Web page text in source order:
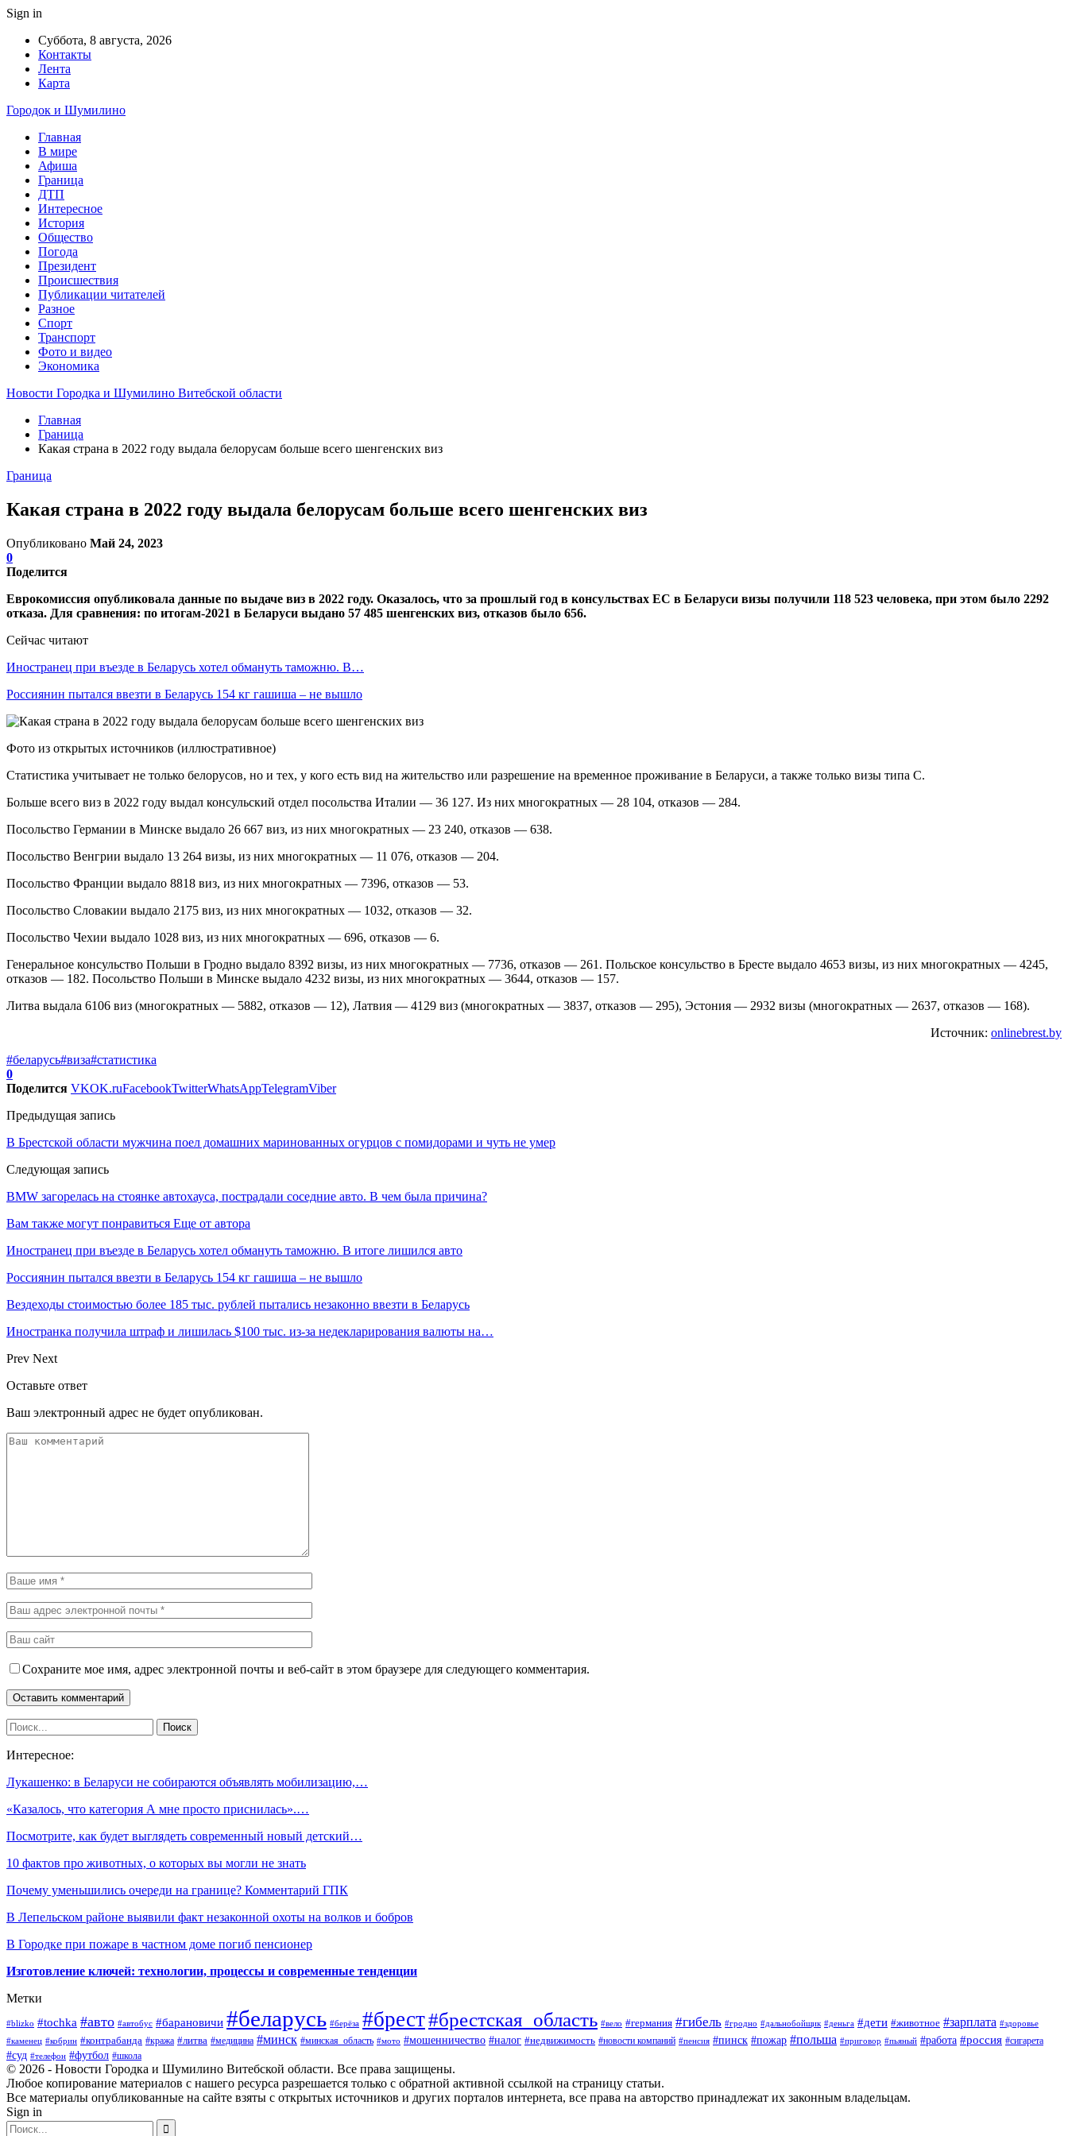
Sign in
Суббота, 8 августа, 2026
Контакты
Лента
Карта
Городок и Шумилино
Главная
В мире
Афиша
Граница
ДТП
Интересное
История
Общество
Погода
Президент
Происшествия
Публикации читателей
Разное
Спорт
Транспорт
Фото и видео
Экономика
Новости Городка и Шумилино Витебской области
Главная
Граница
Какая страна в 2022 году выдала белорусам больше всего шенгенских виз
Граница
Какая страна в 2022 году выдала белорусам больше всего шенгенских виз
Опубликовано Май 24, 2023
0
Поделится
Еврокомиссия опубликовала данные по выдаче виз в 2022 году. Оказалось, что за прошлый год в консульствах ЕС в Беларуси визы получили 118 523 человека, при этом было 2292
отказа. Для сравнения: по итогам-2021 в Беларуси выдано 57 485 шенгенских виз, отказов было 656.
Сейчас читают
Иностранец при въезде в Беларусь хотел обмануть таможню. В…
Россиянин пытался ввезти в Беларусь 154 кг гашиша – не вышло
Фото из открытых источников (иллюстративное)
Статистика учитывает не только белорусов, но и тех, у кого есть вид на жительство или разрешение на временное проживание в Беларуси, а также только визы типа C.
Больше всего виз в 2022 году выдал консульский отдел посольства Италии — 36 127. Из них многократных — 28 104, отказов — 284.
Посольство Германии в Минске выдало 26 667 виз, из них многократных — 23 240, отказов — 638.
Посольство Венгрии выдало 13 264 визы, из них многократных — 11 076, отказов — 204.
Посольство Франции выдало 8818 виз, из них многократных — 7396, отказов — 53.
Посольство Словакии выдало 2175 виз, из них многократных — 1032, отказов — 32.
Посольство Чехии выдало 1028 виз, из них многократных — 696, отказов — 6.
Генеральное консульство Польши в Гродно выдало 8392 визы, из них многократных — 7736, отказов — 261. Польское консульство в Бресте выдало 4653 визы, из них многократных — 4245,
отказов — 182. Посольство Польши в Минске выдало 4232 визы, из них многократных — 3644, отказов — 157.
Литва выдала 6106 виз (многократных — 5882, отказов — 12), Латвия — 4129 виз (многократных — 3837, отказов — 295), Эстония — 2932 визы (многократных — 2637, отказов — 168).
Источник: onlinebrest.by
#беларусь#виза#статистика
0
Поделится VKOK.ruFacebookTwitterWhatsAppTelegramViber
Предыдущая запись
В Брестской области мужчина поел домашних маринованных огурцов с помидорами и чуть не умер
Следующая запись
BMW загорелась на стоянке автохауса, пострадали соседние авто. В чем была причина?
Вам также могут понравиться Еще от автора
Иностранец при въезде в Беларусь хотел обмануть таможню. В итоге лишился авто
Россиянин пытался ввезти в Беларусь 154 кг гашиша – не вышло
Вездеходы стоимостью более 185 тыс. рублей пытались незаконно ввезти в Беларусь
Иностранка получила штраф и лишилась $100 тыс. из-за недекларирования валюты на…
Prev Next
Оставьте ответ
Ваш электронный адрес не будет опубликован.
Сохраните мое имя, адрес электронной почты и веб-сайт в этом браузере для следующего комментария.
Интересное:
Лукашенко: в Беларуси не собираются объявлять мобилизацию,…
«Казалось, что категория А мне просто приснилась».…
Посмотрите, как будет выглядеть современный новый детский…
10 фактов про животных, о которых вы могли не знать
Почему уменьшились очереди на границе? Комментарий ГПК
В Лепельском районе выявили факт незаконной охоты на волков и бобров
В Городке при пожаре в частном доме погиб пенсионер
Изготовление ключей: технологии, процессы и современные тенденции
Метки
#blizko #tochka #авто #автобус #барановичи #беларусь #берёза #брест#брестская_область #вело #германия #гибель #гродно #дальнобойщик #деньга #дети #животное #зарплата #здоровье
#каменец #кобрин #контрабанда #кража #литва #медицина #минск #минская_область #мото #мошенничество #налог #недвижимость #новости компаний #пенсия #пинск #пожар #польша #приговор #пьяный #работа #россия #сигарета
#суд #телефон #футбол #школа
© 2026 - Новости Городка и Шумилино Витебской области. Все права защищены.
Любое копирование материалов с нашего ресурса разрешается только с обратной активной ссылкой на страницу статьи.
Все материалы опубликованные на сайте взяты с открытых источников и других порталов интернета, все права на авторство принадлежат их законным владельцам.
Sign in